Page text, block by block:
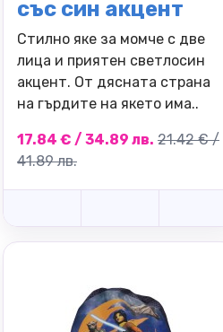
със син акцент
Стилно яке за момче с две
лица и приятен светлосин
акцент. От дясната страна
на гърдите на якето има..
17.84 € / 34.89 лв. 21.42 € /
41.89 лв.